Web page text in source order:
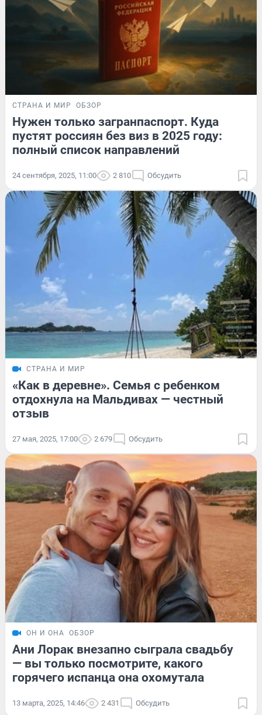
СТРАНА И МИР ОБЗОР
Нужен только загранпаспорт. Куда
пустят россиян без виз в 2025 году:
полный список направлений
24 сентября, 2025, 11:00 2 810 Обсудить
СТРАНА И МИР
«Как в деревне». Семья с ребенком
отдохнула на Мальдивах — честный
отзыв
27 мая, 2025, 17:00 2 679 Обсудить
ОН И ОНА ОБЗОР
Ани Лорак внезапно сыграла свадьбу
— вы только посмотрите, какого
горячего испанца она охомутала
13 марта, 2025, 14:46 2 431 Обсудить